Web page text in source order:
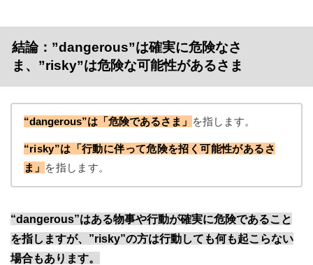
結論：”dangerous”は確実に危険なさ
ま、”risky”は危険な可能性があるさま
“dangerous”は「危険であるさま」 を指します。
“risky”は「行動に伴って危険を招く可能性があるさ
ま」 を指します。
“dangerous”はある物事や行動が確実に危険であること
を指しますが、”risky”の方は行動しても何も起こらない
場合もあります。